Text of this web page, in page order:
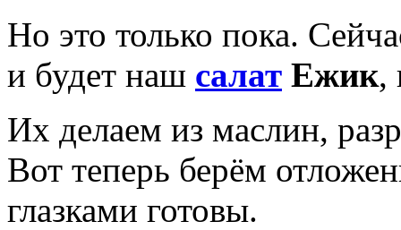
Но это только пока.
и будет наш салат Ежик,
Их делаем из маслин,
Вот теперь берём
глазками готовы.